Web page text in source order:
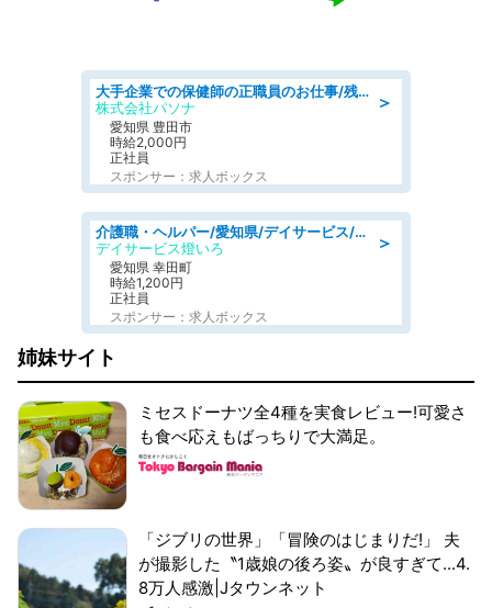
＞
大手企業での保健師の正職員のお仕事/残業なし/要資格:保健師
株式会社パソナ
愛知県 豊田市
時給2,000円
正社員
スポンサー：求人ボックス
＞
介護職・ヘルパー/愛知県/デイサービス/JR東海道本線 幸田/額田郡幸田町
デイサービス燈いろ
愛知県 幸田町
時給1,200円
正社員
スポンサー：求人ボックス
姉妹サイト
ミセスドーナツ全4種を実食レビュー!可愛さ
も食べ応えもばっちりで大満足。
「ジブリの世界」「冒険のはじまりだ!」 夫
が撮影した〝1歳娘の後ろ姿〟が良すぎて...4.
8万人感激|Jタウンネット